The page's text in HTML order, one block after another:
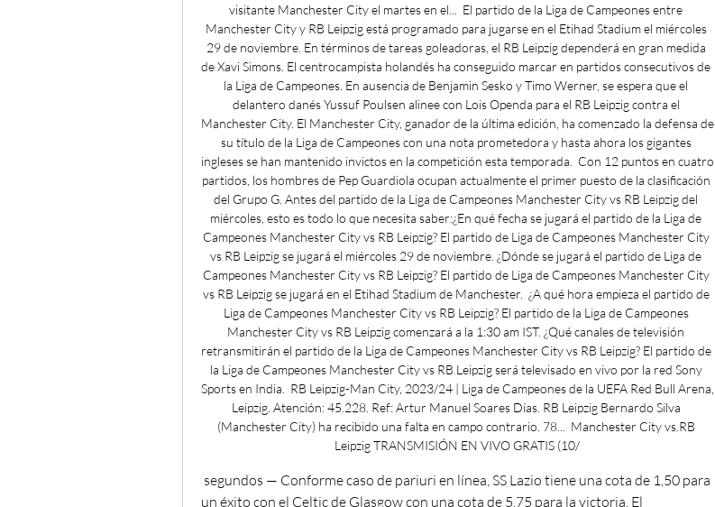
visitante Manchester City el martes en el...  El partido de la Liga de Campeones entre
Manchester City y RB Leipzig está programado para jugarse en el Etihad Stadium el miércoles
29 de noviembre. En términos de tareas goleadoras, el RB Leipzig dependerá en gran medida
de Xavi Simons. El centrocampista holandés ha conseguido marcar en partidos consecutivos de
la Liga de Campeones. En ausencia de Benjamin Sesko y Timo Werner, se espera que el
delantero danés Yussuf Poulsen alinee con Lois Openda para el RB Leipzig contra el
Manchester City. El Manchester City, ganador de la última edición, ha comenzado la defensa de
su título de la Liga de Campeones con una nota prometedora y hasta ahora los gigantes
ingleses se han mantenido invictos en la competición esta temporada.  Con 12 puntos en cuatro
partidos, los hombres de Pep Guardiola ocupan actualmente el primer puesto de la clasificación
del Grupo G. Antes del partido de la Liga de Campeones Manchester City vs RB Leipzig del
miércoles, esto es todo lo que necesita saber:¿En qué fecha se jugará el partido de la Liga de
Campeones Manchester City vs RB Leipzig? El partido de Liga de Campeones Manchester City
vs RB Leipzig se jugará el miércoles 29 de noviembre. ¿Dónde se jugará el partido de Liga de
Campeones Manchester City vs RB Leipzig? El partido de Liga de Campeones Manchester City
vs RB Leipzig se jugará en el Etihad Stadium de Manchester.  ¿A qué hora empieza el partido de
Liga de Campeones Manchester City vs RB Leipzig? El partido de la Liga de Campeones
Manchester City vs RB Leipzig comenzará a la 1:30 am IST. ¿Qué canales de televisión
retransmitirán el partido de la Liga de Campeones Manchester City vs RB Leipzig? El partido de
la Liga de Campeones Manchester City vs RB Leipzig será televisado en vivo por la red Sony
Sports en India.  RB Leipzig-Man City, 2023/24 | Liga de Campeones de la UEFA Red Bull Arena,
Leipzig. Atención: 45.228. Ref: Artur Manuel Soares Días. RB Leipzig Bernardo Silva
(Manchester City) ha recibido una falta en campo contrario. 78...  Manchester City vs.RB
Leipzig TRANSMISIÓN EN VIVO GRATIS (10/
un éxito con el Celtic de Glasgow con una cota de 5,75 para la victoria. El